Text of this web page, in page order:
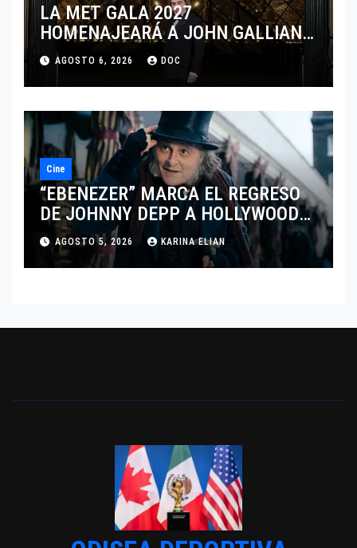
LA MET GALA 2027
HOMENAJEARÁ A JOHN GALLIANO
MARCANDO EL REGRESO DEL REY
DEL DRAMATISMO
AGOSTO 6, 2026 DOC
Cine
“EBENEZER” MARCA EL REGRESO
DE JOHNNY DEPP A HOLLYWOOD
TRAS SU PASO POR EL CINE
INDEPENDIENTE EUROPEO
AGOSTO 5, 2026 KARINA ELIAN